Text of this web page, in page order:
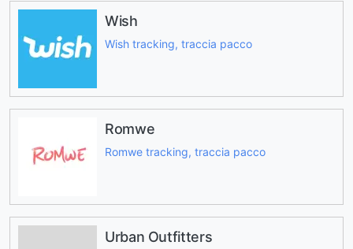
Wish
Wish tracking, traccia pacco
Romwe
Romwe tracking, traccia pacco
Urban Outfitters